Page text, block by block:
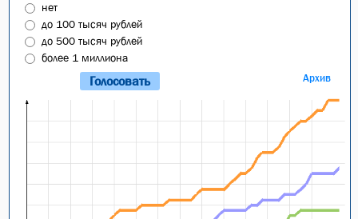
нет
до 100 тысяч рублей
до 500 тысяч рублей
более 1 миллиона
Архив